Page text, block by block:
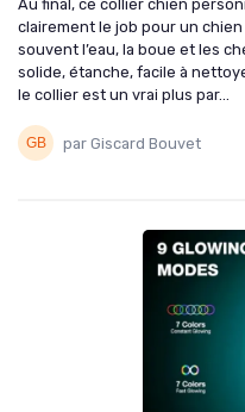
Au final, ce collier chien
clairement le job pour un
souvent l’eau, la boue et les
solide, étanche, facile à
le collier est un vrai plus par...
par Giscard Bouvet